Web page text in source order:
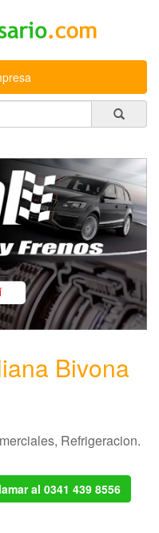
Bivona
Refrigeracion.
al 0341 439 8556